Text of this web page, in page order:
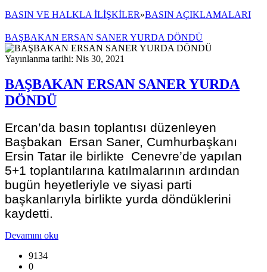
BASIN VE HALKLA İLİŞKİLER»BASIN AÇIKLAMALARI
BAŞBAKAN ERSAN SANER YURDA DÖNDÜ
Yayınlanma tarihi: Nis 30, 2021
BAŞBAKAN ERSAN SANER YURDA
DÖNDÜ
Ercan’da basın toplantısı düzenleyen
Başbakan Ersan Saner, Cumhurbaşkanı
Ersin Tatar ile birlikte Cenevre’de yapılan
5+1 toplantılarına katılmalarının ardından
bugün heyetleriyle ve siyasi parti
başkanlarıyla birlikte yurda döndüklerini
kaydetti.
Devamını oku
9134
0